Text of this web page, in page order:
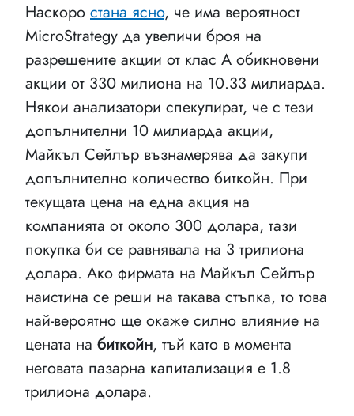
Наскоро стана ясно, че има вероятност
MicroStrategy да увеличи броя на
разрешените акции от клас А обикновени
акции от 330 милиона на 10.33 милиарда.
Някои анализатори спекулират, че с тези
допълнителни 10 милиарда акции,
Майкъл Сейлър възнамерява да закупи
допълнително количество биткойн. При
текущата цена на една акция на
компанията от около 300 долара, тази
покупка би се равнявала на 3 трилиона
долара. Ако фирмата на Майкъл Сейлър
наистина се реши на такава стъпка, то това
най-вероятно ще окаже силно влияние на
цената на биткойн, тъй като в момента
неговата пазарна капитализация е 1.8
трилиона долара.